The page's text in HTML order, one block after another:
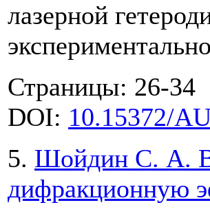
лазерной
Страницы: 26-34
DOI: 10.15372/
5. Шойдин С. А.
дифракционную